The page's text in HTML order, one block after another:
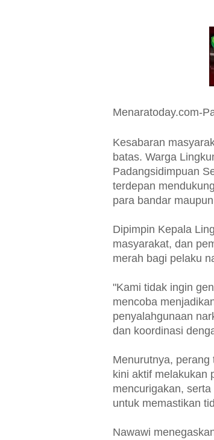
Menaratoday.com-
Kesabaran
batas. Warga
Padangsidimpuan
terdepan
para bandar
Dipimpin Kepala
masyarakat, dan
merah bagi pelaku
"Kami tidak ingin
mencoba
penyalahgunaan
dan koordinasi
Menurutnya,
kini aktif melakukan
mencurigakan,
untuk memastikan
Nawawi